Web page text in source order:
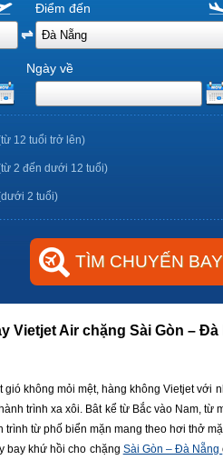
Điểm đến
Ngày về
12 tuổi trở lên)
2 đến dưới 12 tuổi)
2 tuổi)
Vietjet Air chặng Sài Gòn – Đà
không mỏi mệt, hàng không Vietjet với
trình xa xôi. Bât kể từ Bắc vào Nam, từ
trình từ phố biển mặn mang theo hơi thở
bay khứ hồi cho chặng Sài Gòn – Đà Nẵng